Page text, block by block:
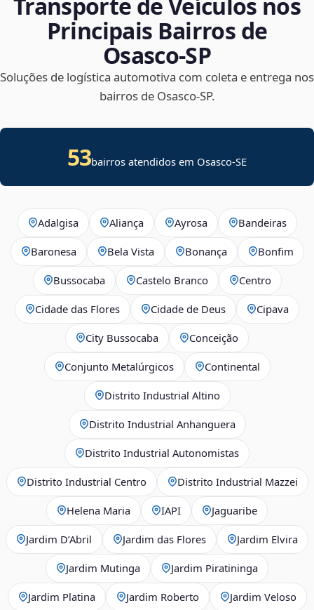
Principais Bairros de
Osasco‑SP
Soluções de logística automotiva com coleta e entrega nos
bairros de Osasco‑SP.
53bairros atendidos em Osasco-SE
Adalgisa Aliança Ayrosa Bandeiras
Baronesa Bela Vista Bonança Bonfim
Bussocaba Castelo Branco Centro
Cidade das Flores Cidade de Deus Cipava
City Bussocaba Conceição
Conjunto Metalúrgicos Continental
Distrito Industrial Altino
Distrito Industrial Anhanguera
Distrito Industrial Autonomistas
Distrito Industrial Centro Distrito Industrial Mazzei
Helena Maria IAPI Jaguaribe
Jardim D’Abril Jardim das Flores Jardim Elvira
Jardim Mutinga Jardim Piratininga
Jardim Platina Jardim Roberto Jardim Veloso